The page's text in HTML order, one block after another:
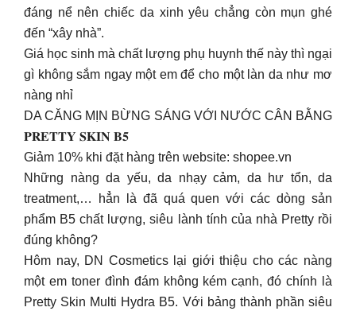
đáng nể nên chiếc da xinh yêu chẳng còn mụn ghé
đến “xây nhà”.
Giá học sinh mà chất lượng phụ huynh thế này thì ngại
gì không sắm ngay một em để cho một làn da như mơ
nàng nhỉ
DA CĂNG MỊN BỪNG SÁNG VỚI NƯỚC CÂN BẰNG
𝐏𝐑𝐄𝐓𝐓𝐘 𝐒𝐊𝐈𝐍 𝐁𝟓
Giảm 10% khi đặt hàng trên website: shopee.vn
Những nàng da yếu, da nhạy cảm, da hư tổn, da
treatment,… hẳn là đã quá quen với các dòng sản
phẩm B5 chất lượng, siêu lành tính của nhà Pretty rồi
đúng không?
Hôm nay, DN Cosmetics lại giới thiệu cho các nàng
một em toner đình đám không kém cạnh, đó chính là
Pretty Skin Multi Hydra B5. Với bảng thành phần siêu